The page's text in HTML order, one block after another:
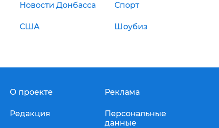
Новости Донбасса Спорт
США Шоубиз
О проекте
Редакция
Реклама
Персональные
данные